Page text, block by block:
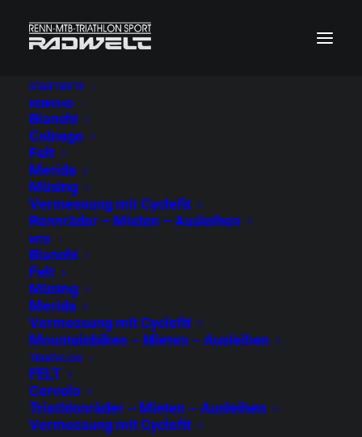
STARTSEITE
RENNRAD
Bianchi
Colnago
Felt
Merida
Müsing
Vermessung mit Cyclefit
Rennräder – Mieten – Ausleihen
MTB
Bianchi
Felt
Müsing
Merida
Vermessung mit Cyclefit
Mountainbikes – Mieten – Ausleihen
TRIATHLON
FELT
Cervelo
Triathlonräder – Mieten – Ausleihen
Vermessung mit Cyclefit
Diese Räder sind aktuell verfügbar
SHOW ALL
COLNAGO
MTB
PISTA
CHECKER PIG